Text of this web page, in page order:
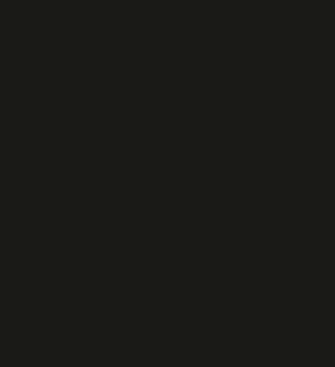
nível nos clubes e agora na
gosta de escutar, que gosta
só ele, mas toda a comissão,
também, sabe. Eu
do mundo, e eu estou com
eu vim aqui pra agregar
com eles. E eu lembro que
Então é gratificante, a
Botafogo é sorte. Eu fico feliz